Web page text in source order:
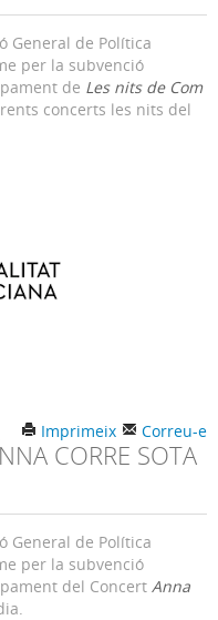
General de Política
per la subvenció
de Les nits de Com
concerts les nits del
Correu-e
Imprimeix
CORRE SOTA
General de Política
per la subvenció
del Concert Anna